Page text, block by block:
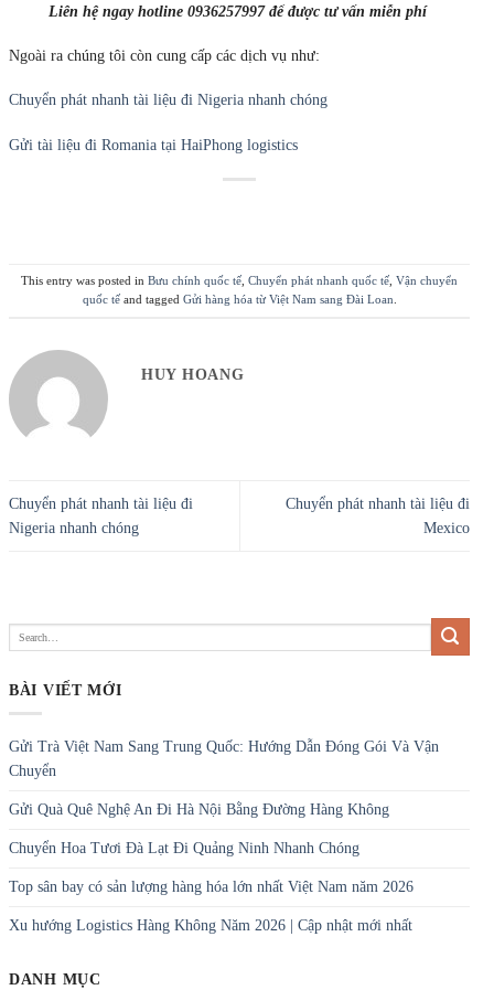
Liên hệ ngay hotline 0936257997 để được tư vấn miễn phí
Ngoài ra chúng tôi còn cung cấp các dịch vụ như:
Chuyển phát nhanh tài liệu đi Nigeria nhanh chóng
Gửi tài liệu đi Romania tại HaiPhong logistics
This entry was posted in Bưu chính quốc tế Chuyển phát nhanh quốc tế Vận chuyển
quốc tếand tagged Gửi hàng hóa từ Việt Nam sang Đài Loan
HUY HOANG
Chuyển phát nhanh tài liệu đi
Nigeria nhanh chóng
Chuyển phát nhanh tài liệu đi
Mexico
BÀI VIẾT MỚI
Gửi Trà Việt Nam Sang Trung Quốc: Hướng Dẫn Đóng Gói Và Vận
Chuyển
Gửi Quà Quê Nghệ An Đi Hà Nội Bằng Đường Hàng Không
Chuyển Hoa Tươi Đà Lạt Đi Quảng Ninh Nhanh Chóng
Top sân bay có sản lượng hàng hóa lớn nhất Việt Nam năm 2026
Xu hướng Logistics Hàng Không Năm 2026 | Cập nhật mới nhất
DANH MỤC